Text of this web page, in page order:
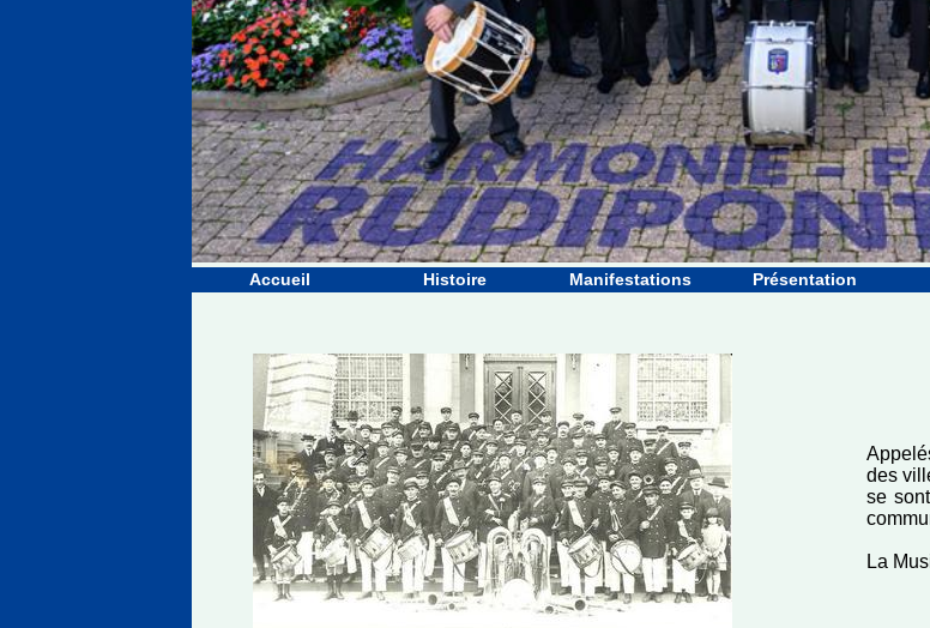
Accueil Histoire Manifestations Présentation
des
se
La